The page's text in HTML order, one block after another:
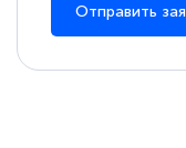
Отправить